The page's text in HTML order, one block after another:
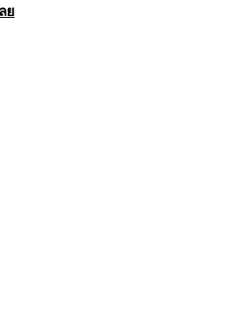
ย